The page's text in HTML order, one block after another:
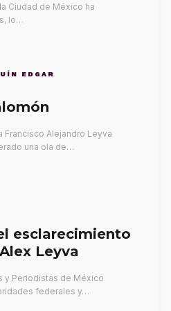
Ciudad de México ha
lo…
EDGAR
Francisco Alejandro Leyva
una ola de…
esclarecimiento
Leyva
y Periodistas de México
federales y…